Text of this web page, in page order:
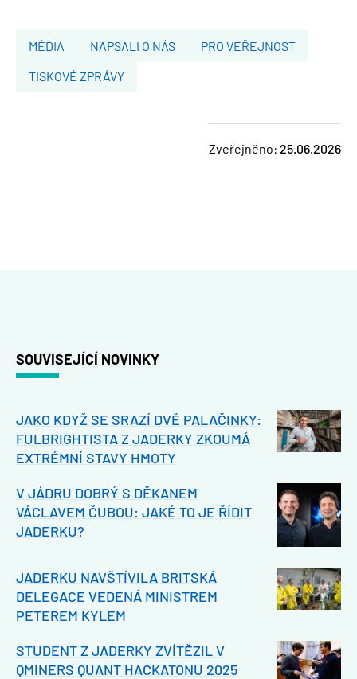
MÉDIA NAPSALI O NÁS PRO VEŘEJNOST
TISKOVÉ ZPRÁVY
Zveřejněno: 25.06.2026
SOUVISEJÍCÍ NOVINKY
JAKO KDYŽ SE SRAZÍ DVĚ PALAČINKY:
FULBRIGHTISTA Z JADERKY ZKOUMÁ
EXTRÉMNÍ STAVY HMOTY
V JÁDRU DOBRÝ S DĚKANEM
VÁCLAVEM ČUBOU: JAKÉ TO JE ŘÍDIT
JADERKU?
JADERKU NAVŠTÍVILA BRITSKÁ
DELEGACE VEDENÁ MINISTREM
PETEREM KYLEM
STUDENT Z JADERKY ZVÍTĚZIL V
QMINERS QUANT HACKATONU 2025